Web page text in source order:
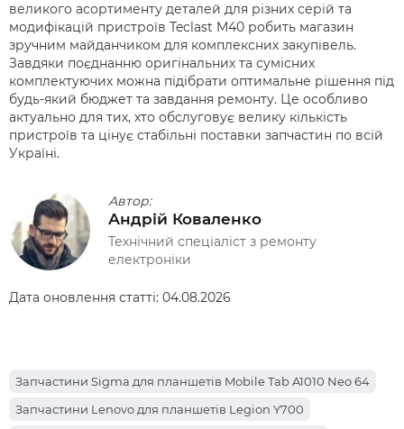
великого асортименту деталей для різних серій та
модифікацій пристроїв Teclast M40 робить магазин
зручним майданчиком для комплексних закупівель.
Завдяки поєднанню оригінальних та сумісних
комплектуючих можна підібрати оптимальне рішення під
будь-який бюджет та завдання ремонту. Це особливо
актуально для тих, хто обслуговує велику кількість
пристроїв та цінує стабільні поставки запчастин по всій
Україні.
Автор:
Андрій Коваленко
Технічний спеціаліст з ремонту
електроніки
Дата оновлення статті: 04.08.2026
Запчастини Sigma для планшетів Mobile Tab A1010 Neo 64
Запчастини Lenovo для планшетів Legion Y700